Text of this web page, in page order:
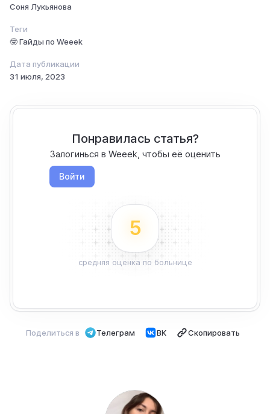
Соня Лукьянова
Теги
🤓 Гайды по Weeek
Дата публикации
31 июля, 2023
5
средняя оценка по больнице
Понравилась статья?
Залогинься в Weeek, чтобы её оценить
Войти
Поделиться в Телеграм ВК Скопировать